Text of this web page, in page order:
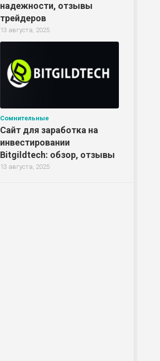
надежности, отзывы
трейдеров
13 августа, 2025
Сомнительные
Сайт для заработка на
инвестировании
Bitgildtech: обзор, отзывы
13 августа, 2025